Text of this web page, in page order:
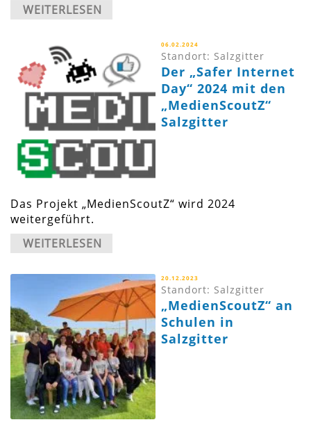
WEITERLESEN
06.02.2024
Standort: Salzgitter
Der „Safer Internet
Day“ 2024 mit den
„MedienScoutZ“
Salzgitter
Das Projekt „MedienScoutZ“ wird 2024
weitergeführt.
WEITERLESEN
20.12.2023
Standort: Salzgitter
„MedienScoutZ“ an
Schulen in
Salzgitter